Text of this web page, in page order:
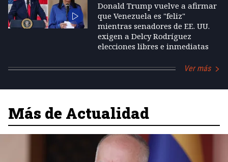
Donald Trump vuelve a afirmar
que Venezuela es "feliz"
mientras senadores de EE. UU.
exigen a Delcy Rodríguez
elecciones libres e inmediatas
Ver más
Más de Actualidad